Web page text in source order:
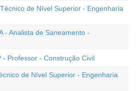
de Nível Superior - Engenharia
- Analista de Saneamento -
- Professor - Construção Civil
de Nível Superior - Engenharia